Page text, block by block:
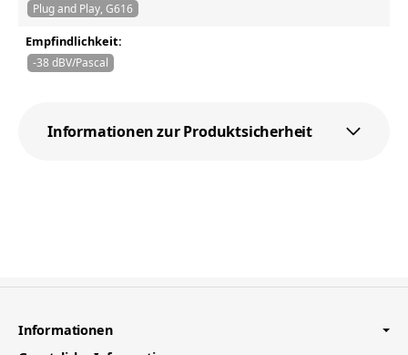
Plug and Play, G616
Empfindlichkeit:
-38 dBV/Pascal
Informationen zur Produktsicherheit
Informationen